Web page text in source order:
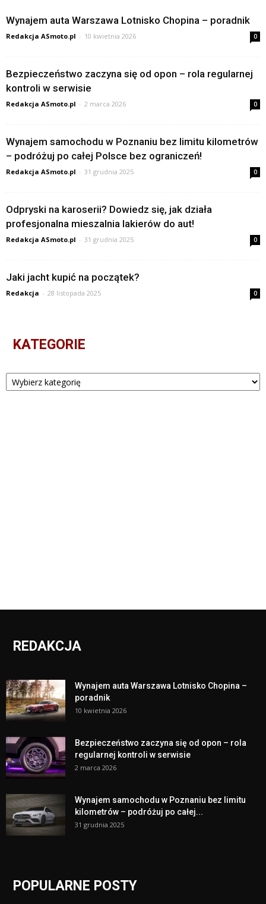
Wynajem auta Warszawa Lotnisko Chopina – poradnik
Redakcja ASmoto.pl - 10 kwietnia 2026 0
Bezpieczeństwo zaczyna się od opon – rola regularnej
kontroli w serwisie
Redakcja ASmoto.pl - 2 marca 2026 0
Wynajem samochodu w Poznaniu bez limitu kilometrów
– podróżuj po całej Polsce bez ograniczeń!
Redakcja ASmoto.pl - 31 grudnia 2025 0
Odpryski na karoserii? Dowiedz się, jak działa
profesjonalna mieszalnia lakierów do aut!
Redakcja ASmoto.pl - 31 grudnia 2025 0
Jaki jacht kupić na początek?
Redakcja - 28 listopada 2025 0
KATEGORIE
Kategorie
REDAKCJA
Wynajem auta Warszawa Lotnisko Chopina –
poradnik
10 kwietnia 2026
Bezpieczeństwo zaczyna się od opon – rola
regularnej kontroli w serwisie
2 marca 2026
Wynajem samochodu w Poznaniu bez limitu
kilometrów – podróżuj po całej...
31 grudnia 2025
POPULARNE POSTY